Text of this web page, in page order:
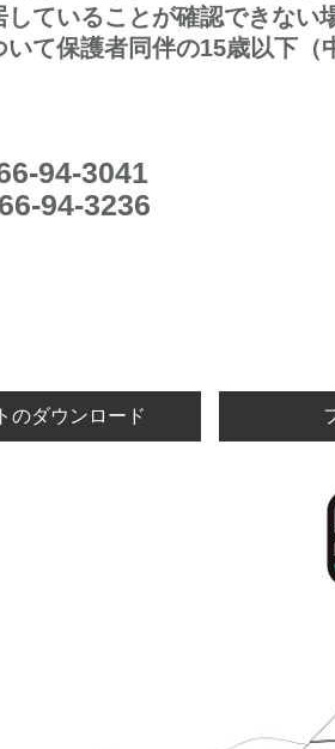
していることが確認できない
いて保護者同伴の15歳以下（
94-3041
94-3236
のダウンロード